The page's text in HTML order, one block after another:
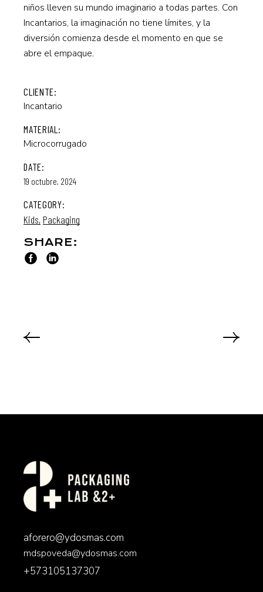
niños lleven su mundo imaginario a todas partes. Con
Incantarios, la imaginación no tiene límites, y la
diversión comienza desde el momento en que se
abre el empaque.
CLIENTE:
Incantario
MATERIAL:
Microcorrugado
DATE:
19 octubre, 2024
CATEGORY:
Kids Packaging
SHARE:
aforero@ydosmas.com
mdspoveda@ydosmas.com
+573105137307